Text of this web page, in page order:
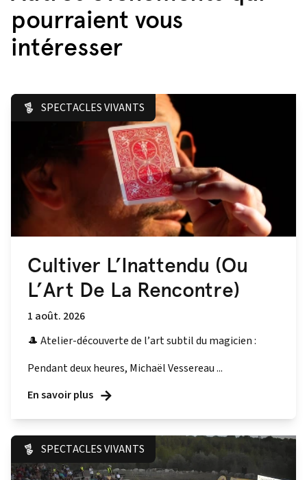
pourraient vous
intéresser
SPECTACLES VIVANTS
Cultiver L’Inattendu (Ou
L’Art De La Rencontre)
1 août. 2026
🎩 Atelier-découverte de l’art subtil du magicien :
Pendant deux heures, Michaël Vessereau ...
En savoir plus
SPECTACLES VIVANTS